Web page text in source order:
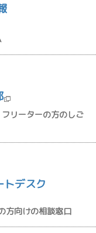
リーターの方のしご
トデスク
方向けの相談窓口